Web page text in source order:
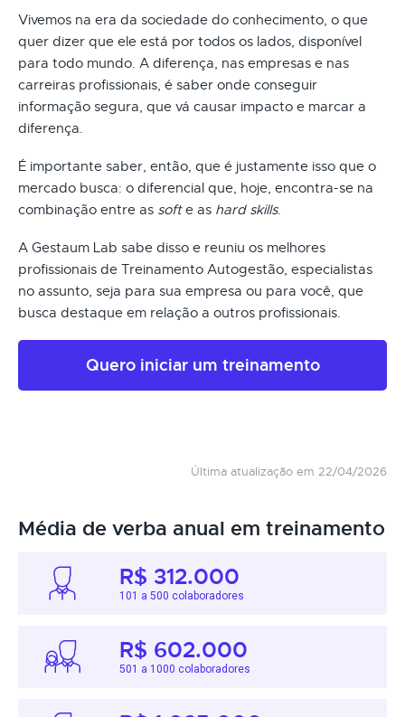
Vivemos na era da sociedade do conhecimento, o que
quer dizer que ele está por todos os lados, disponível
para todo mundo. A diferença, nas empresas e nas
carreiras profissionais, é saber onde conseguir
informação segura, que vá causar impacto e marcar a
diferença.
É importante saber, então, que é justamente isso que o
mercado busca: o diferencial que, hoje, encontra-se na
combinação entre as softe as hard skills.
A Gestaum Lab sabe disso e reuniu os melhores
profissionais de Treinamento Autogestão, especialistas
no assunto, seja para sua empresa ou para você, que
busca destaque em relação a outros profissionais.
Quero iniciar um treinamento
Última atualização em 22/04/2026
Média de verba anual em treinamento
R$ 312.000
101 a 500 colaboradores
R$ 602.000
501 a 1000 colaboradores